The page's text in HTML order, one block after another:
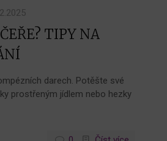
TIPY NA
darech. Potěšte své
prostřeným jídlem nebo hezky